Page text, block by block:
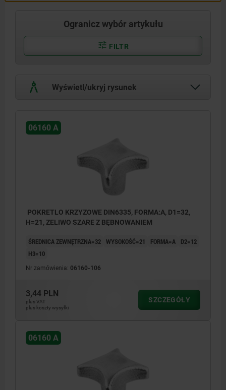
Ogranicz wybór artykułu
FILTR
Wyświetl/ukryj rysunek
06160 A
POKRETLO KRZYZOWE DIN6335, FORMA:A, D1=32,
H=21, ZELIWO SZARE Z BĘBNOWANIEM
ŚREDNICA ZEWNĘTRZNA=32 WYSOKOŚĆ=21 FORMA=A
D2=12
H3=10
Nr zamówienia: 06160-106
3,44 PLN
plus VAT
plus koszty wysyłki
SZCZEGÓŁY
06160 A